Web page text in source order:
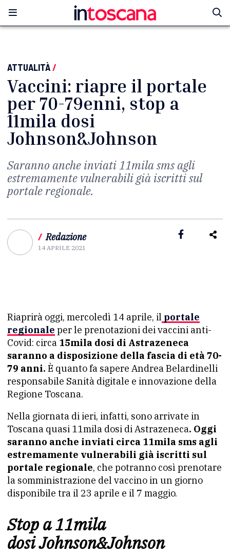
ATTUALITÀ/
Vaccini: riapre il portale
per 70-79enni, stop a
11mila dosi
Johnson&Johnson
Saranno anche inviati 11mila sms agli
estremamente vulnerabili già iscritti sul
portale regionale.
/ Redazione
14 APRILE 2021
Riaprirà oggi, mercoledì 14 aprile, il portale
regionale per le prenotazioni dei vaccini anti-
Covid: circa 15mila dosi di Astrazeneca
saranno a disposizione della fascia di età 70-
79 anni. È quanto fa sapere Andrea Belardinelli
responsabile Sanità digitale e innovazione della
Regione Toscana.
Nella giornata di ieri, infatti, sono arrivate in
Toscana quasi 11mila dosi di Astrazeneca. Oggi
saranno anche inviati circa 11mila sms agli
estremamente vulnerabili già iscritti sul
portale regionale, che potranno così prenotare
la somministrazione del vaccino in un giorno
disponibile tra il 23 aprile e il 7 maggio.
Stop a 11mila
dosi Johnson&Johnson